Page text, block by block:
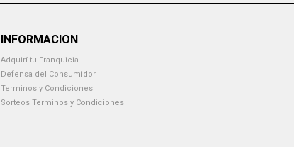
INFORMACION
Adquirí tu Franquicia
Defensa del Consumidor
Terminos y Condiciones
Sorteos Terminos y Condiciones